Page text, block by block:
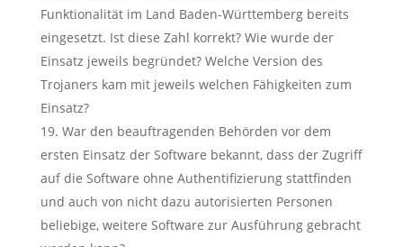
Funktionalität im Land Baden-Württemberg bereits
eingesetzt. Ist diese Zahl korrekt? Wie wurde der
Einsatz jeweils begründet? Welche Version des
Trojaners kam mit jeweils welchen Fähigkeiten zum
Einsatz?
War den beauftragenden Behörden vor dem
ersten Einsatz der Software bekannt, dass der Zugriff
auf die Software ohne Authentifizierung stattfinden
und auch von nicht dazu autorisierten Personen
beliebige, weitere Software zur Ausführung gebracht